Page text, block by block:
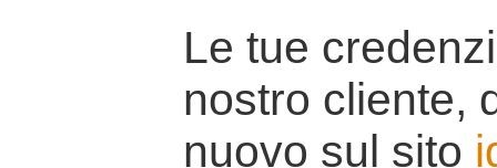
Le tue
nostro cliente,
nuovo sul sito